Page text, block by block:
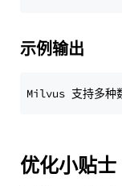
示例输出
优化小贴士